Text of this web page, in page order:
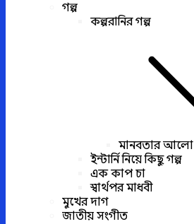
গল্প
কল্পরানির গল্প
মানবতার আলো
ইন্টার্নি নিয়ে কিছু গল্প
এক কাপ চা
স্বার্থপর মাধবী
মুখের দাগ
জাতীয় সংগীত